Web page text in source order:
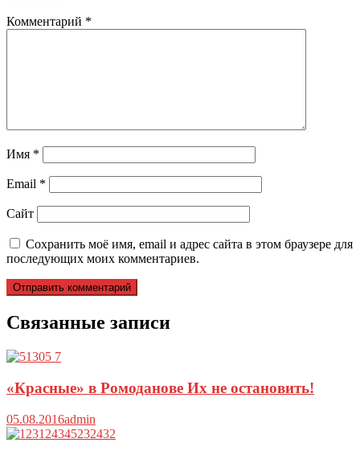
Комментарий *
Имя *
Email *
Сайт
Сохранить моё имя, email и адрес сайта в этом браузере для
последующих моих комментариев.
Связанные записи
«Красные» в Ромоданове Их не остановить!
05.08.2016admin